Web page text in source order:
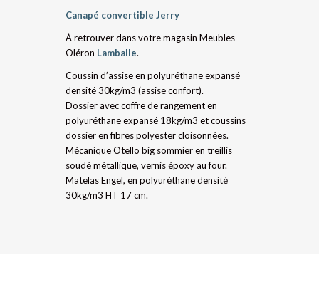
Canapé convertible Jerry
À retrouver dans votre magasin Meubles
Oléron Lamballe.
Coussin d’assise en polyuréthane expansé
densité 30kg/m3 (assise confort).
Dossier avec coffre de rangement en
polyuréthane expansé 18kg/m3 et coussins
dossier en fibres polyester cloisonnées.
Mécanique Otello big sommier en treillis
soudé métallique, vernis époxy au four.
Matelas Engel, en polyuréthane densité
30kg/m3 HT 17 cm.